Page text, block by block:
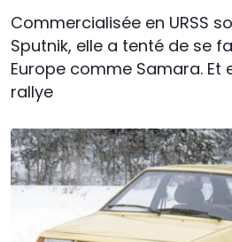
Commercialisée en URSS
Sputnik, elle a tenté de se
Europe comme Samara. Et
rallye